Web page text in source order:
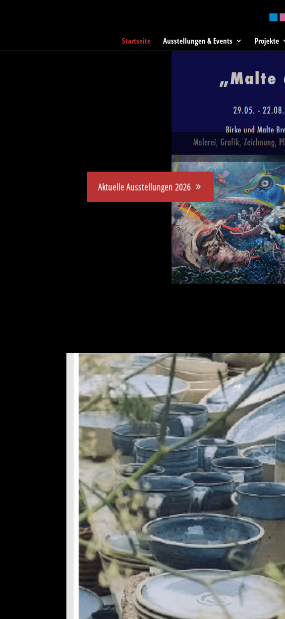
Startseite Ausstellungen & Events Projekte
Galerie Teterow
Galerie für zeitgenössische Kunst